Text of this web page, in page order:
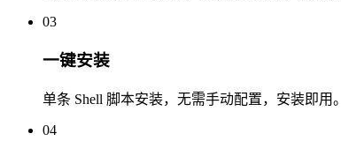
03
一键安装
单条 Shell 脚本安装，无需手动配置，安装即用。
04